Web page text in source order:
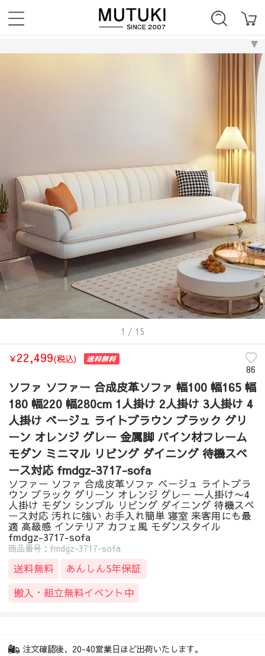
1 / 15
￥22,499(税込)
86
ソファ ソファー 合成皮革ソファ 幅100 幅165 幅
180 幅220 幅280cm 1人掛け 2人掛け 3人掛け 4
人掛け ベージュ ライトブラウン ブラック グリ
ーン オレンジ グレー 金属脚 パイン材フレーム
モダン ミニマル リビング ダイニング 待機スペ
ース対応 fmdgz-3717-sofa
ソファー ソファ 合成皮革ソファ ベージュ ライトブラ
ウン ブラック グリーン オレンジ グレー 一人掛け〜4
人掛け モダン シンプル リビング ダイニング 待機スペ
ース対応 汚れに強い お手入れ簡単 寝室 来客用にも最
適 高級感 インテリア カフェ風 モダンスタイル
fmdgz-3717-sofa
商品番号：fmdgz-3717-sofa
送料無料
あんしん5年保証
搬入・組立無料イベント中
注文確認後、20-40営業日ほど出荷いたします。